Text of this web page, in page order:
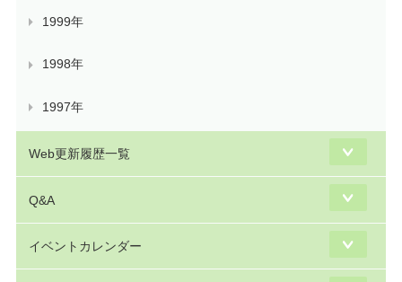
1999年
1998年
1997年
Web更新履歴一覧
Q&A
イベントカレンダー